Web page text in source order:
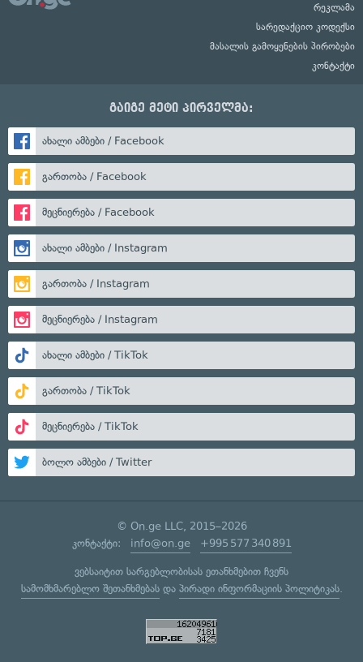
რეკლამა
სარედაქციო კოდექსი
მასალის გამოყენების პირობები
კონტაქტი
გაიგე მეტი პირველმა:
ახალი ამბები / Facebook
გართობა / Facebook
მეცნიერება / Facebook
ახალი ამბები / Instagram
გართობა / Instagram
მეცნიერება / Instagram
ახალი ამბები / TikTok
გართობა / TikTok
მეცნიერება / TikTok
ბოლო ამბები / Twitter
© On.ge LLC, 2015–2026
კონტაქტი: info@on.ge +995 577 340 891
ვებსაიტით სარგებლობისას ეთანხმებით ჩვენს
სამომხმარებლო შეთანხმებასდა პირადი ინფორმაციის პოლიტიკას.